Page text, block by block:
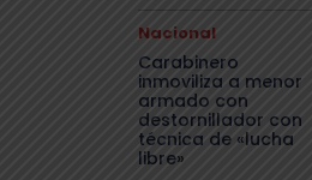
Nacional
Carabinero
inmoviliza a menor
armado con
destornillador con
técnica de «lucha
libre»